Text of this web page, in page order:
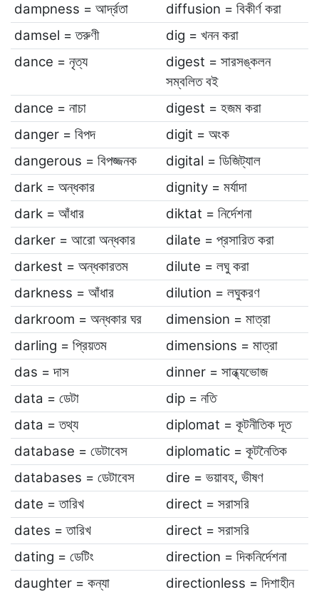
dampness = আর্দ্রতা
diffusion = বিকীর্ণ করা
damsel = তরুণী
dig = খনন করা
dance = নৃত্য
digest = সারসঙ্কলন
সম্বলিত বই
dance = নাচা
digest = হজম করা
danger = বিপদ
digit = অংক
dangerous = বিপজ্জনক
digital = ডিজিট্যাল
dark = অন্ধকার
dignity = মর্যাদা
dark = আঁধার
diktat = নির্দেশনা
darker = আরো অন্ধকার
dilate = প্রসারিত করা
darkest = অন্ধকারতম
dilute = লঘু করা
darkness = আঁধার
dilution = লঘুকরণ
darkroom = অন্ধকার ঘর
dimension = মাত্রা
darling = প্রিয়তম
dimensions = মাত্রা
das = দাস
dinner = সান্ধ্যভোজ
data = ডেটা
dip = নতি
data = তথ্য
diplomat = কূটনীতিক দূত
database = ডেটাবেস
diplomatic = কূটনৈতিক
databases = ডেটাবেস
dire = ভয়াবহ, ভীষণ
date = তারিখ
direct = সরাসরি
dates = তারিখ
direct = সরাসরি
dating = ডেটিং
direction = দিকনির্দেশনা
daughter = কন্যা
directionless = দিশাহীন